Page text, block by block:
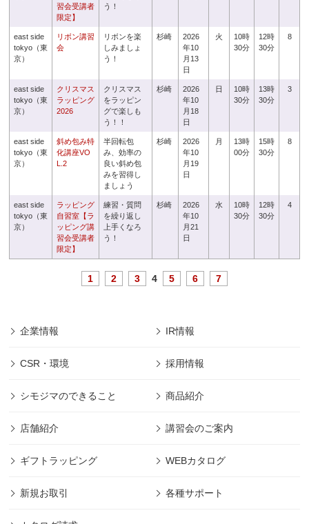
習会受講者
限定】
う！
east side
tokyo（東
京）
リボン講習
会
リボンを楽
しみましょ
う！
杉崎
2026
年10
月13
日
火
10時
30分
12時
30分
8
east side
tokyo（東
京）
クリスマス
ラッピング
2026
クリスマス
をラッピン
グで楽しも
う！！
杉崎
2026
年10
月18
日
日
10時
30分
13時
30分
3
east side
tokyo（東
京）
斜め包み特
化講座VO
L.2
半回転包
み、効率の
良い斜め包
みを習得し
ましょう
杉崎
2026
年10
月19
日
月
13時
00分
15時
30分
8
east side
tokyo（東
京）
ラッピング
自習室【ラ
ッピング講
習会受講者
限定】
練習・質問
を繰り返し
上手くなろ
う！
杉崎
2026
年10
月21
日
水
10時
30分
12時
30分
4
1 2 3 4 5 6 7
企業情報 IR情報
CSR・環境 採用情報
シモジマのできること 商品紹介
店舗紹介 講習会のご案内
ギフトラッピング WEBカタログ
新規お取引 各種サポート